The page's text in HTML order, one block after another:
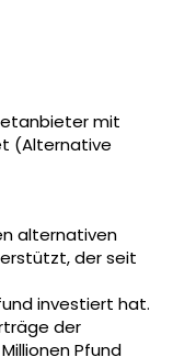
mit
(Alternative
alternativen
der seit
investiert hat.
der
Pfund